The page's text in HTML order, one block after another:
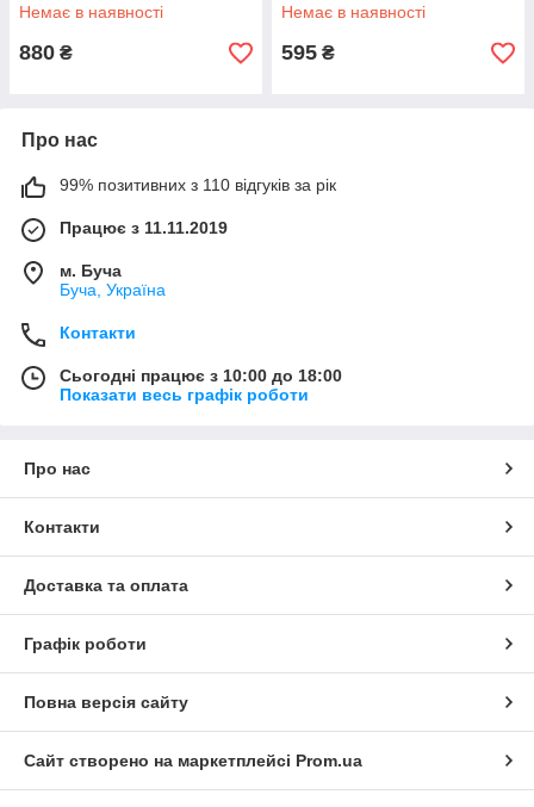
Немає в наявності
880 ₴
Немає в наявності
595 ₴
Про нас
99% позитивних з 110 відгуків за рік
Працює з 11.11.2019
м. Буча
Буча, Україна
Контакти
Сьогодні працює з 10:00 до 18:00
Показати весь графік роботи
Про нас
Контакти
Доставка та оплата
Графік роботи
Повна версія сайту
Сайт створено на маркетплейсі Prom.ua